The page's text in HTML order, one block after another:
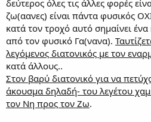
επιδεικνυεται η διαστηματικη
αρκτικη μαρτυρια. Π.χ. σε
μαρτυρια για την παλαια φημη "τον
παρουσιαζεται η μαρτυρια του
εμφανιζεται η μαρτυρια του βαρεως
νεανες...
Οποτε, πρεπει απλα να ελεγχουμε τη
τροπο που την ελεγχουμε και στους
βαζουμε αναλογα και τα
δεύτερος όλες τις άλλες φορές
ζω(αανες) είναι πάντα φυσικός
κατά τον τροχό αυτό σημαίνει
από τον φυσικό Γα(νανα).
λεγόμενος διατονικός με τον
κατά άλλους..
Στον βαρύ διατονικό για να
άκουσμα δηλαδή- του λεγέτου
τον Νη προς τον Ζω.